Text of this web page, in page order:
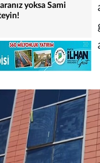
yoksa Sami